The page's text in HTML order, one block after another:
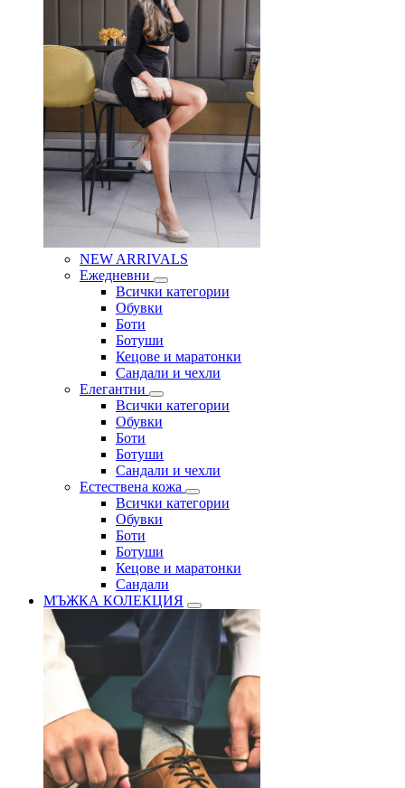
NEW ARRIVALS
Ежедневни
Всички категории
Обувки
Боти
Ботуши
Кецове и маратонки
Сандали и чехли
Елегантни
Всички категории
Обувки
Боти
Ботуши
Сандали и чехли
Естествена кожа
Всички категории
Обувки
Боти
Ботуши
Кецове и маратонки
Сандали
МЪЖКА КОЛЕКЦИЯ